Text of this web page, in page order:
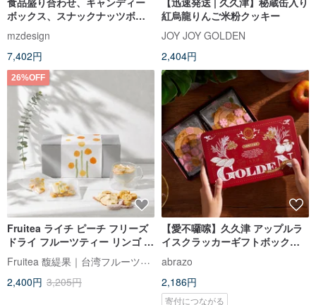
ボックス、スナックナッツボッ
クス、新年祭盛り合わせ
mzdesign
7,402円
紅烏龍りんご米粉クッキー
JOY JOY GOLDEN
2,404円
26%OFF
Fruitea ライチ ピーチ フリーズ
ドライ フルーツティー リンゴ キ
ンカン 10包入
Fruitea 馥緹果｜台湾フルーツティー
2,400円 3,205円
【愛不囉嗦】久久津 アップルラ
イスクラッカーギフトボックス
（手提げ袋付き）
abrazo
2,186円
寄付につながる